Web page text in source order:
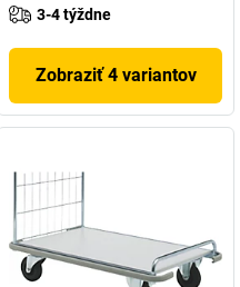
3-4 týždne
Zobraziť 4 variantov